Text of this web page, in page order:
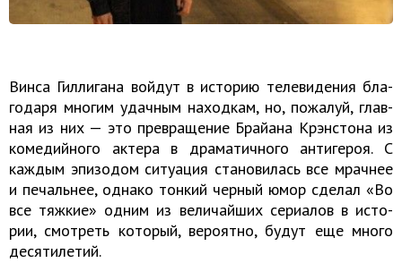
Винса Гил­ли­га­на вой­дут в ис­то­рию те­ле­ви­де­ния бла­
го­да­ря мно­гим удач­ным на­ход­кам, но, по­жа­луй, глав­
ная из них — это пре­вра­ще­ние Брай­а­на Кр­эн­сто­на из
ко­ме­дий­но­го ак­те­ра в дра­ма­тич­но­го ан­ти­ге­роя. С
каж­дым эпи­зо­дом си­ту­а­ция ста­но­ви­лась все мрач­нее
и пе­чаль­нее, од­на­ко тон­кий чер­ный юмор сде­лал «Во
все тяж­кие» одним из ве­ли­чай­ших се­ри­а­лов в ис­то­
рии, смот­реть ко­то­рый, ве­ро­ят­но, будут еще много
де­ся­ти­ле­тий.